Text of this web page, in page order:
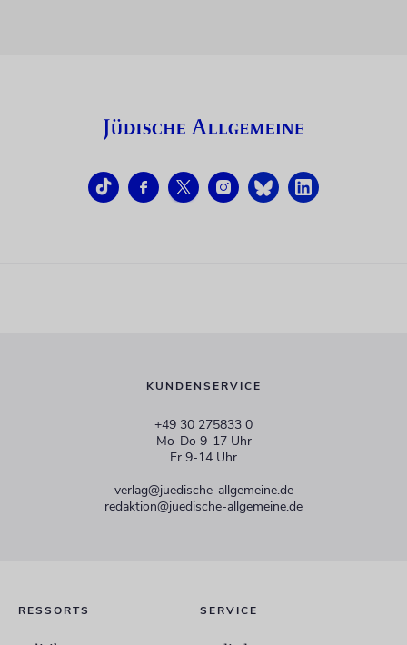
KUNDENSERVICE
+49 30 275833 0
Mo-Do 9-17 Uhr
Fr 9-14 Uhr
verlag@juedische-allgemeine.de
redaktion@juedische-allgemeine.de
RESSORTS SERVICE